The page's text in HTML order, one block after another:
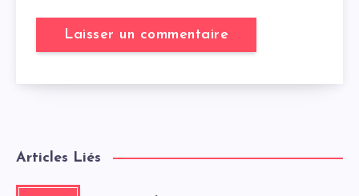
Articles Liés